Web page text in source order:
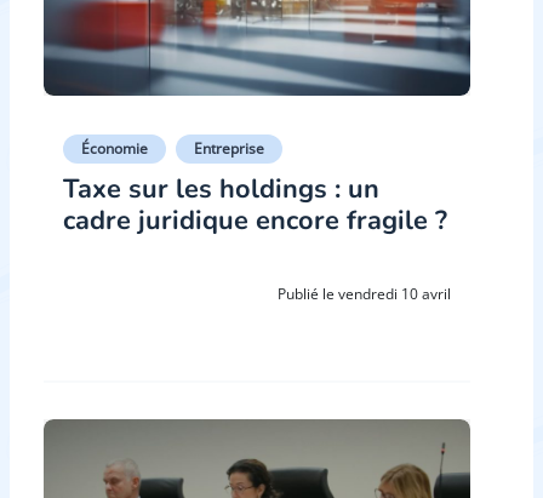
Économie Entreprise
Taxe sur les holdings : un
cadre juridique encore fragile ?
Publié le vendredi 10 avril